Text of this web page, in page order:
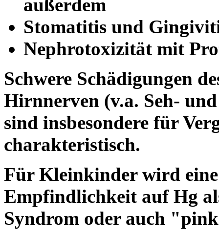
außerdem
Stomatitis und
Nephrotoxizität mit
Schwere Schädigungen
Hirnnerven (v.a. Seh-
sind insbesondere für
charakteristisch.
Für Kleinkinder wird
Empfindlichkeit auf Hg
Syndrom oder auch